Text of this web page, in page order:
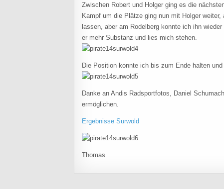
Zwischen Robert und Holger ging es die
Kampf um die Plätze ging nun mit Holger
lassen, aber am Rodelberg konnte ich ihn
er mehr Substanz und lies mich stehen.
Die Position konnte ich bis zum Ende halten
Danke an Andis Radsportfotos, Daniel
ermöglichen.
Ergebnisse Surwold
Thomas